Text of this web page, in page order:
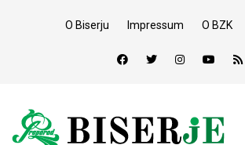
O Biserju Impressum O BZK